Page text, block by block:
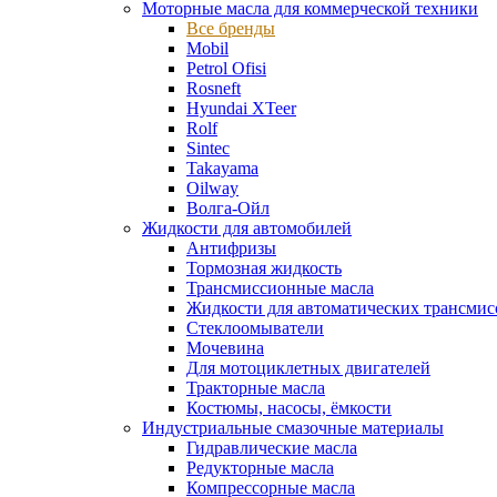
Моторные масла для коммерческой техники
Все бренды
Mobil
Petrol Ofisi
Rosneft
Hyundai XTeer
Rolf
Sintec
Takayama
Oilway
Волга-Ойл
Жидкости для автомобилей
Антифризы
Тормозная жидкость
Трансмиссионные масла
Жидкости для автоматических
Стеклоомыватели
Мочевина
Для мотоциклетных двигателей
Тракторные масла
Костюмы, насосы, ёмкости
Индустриальные смазочные материалы
Гидравлические масла
Редукторные масла
Компрессорные масла